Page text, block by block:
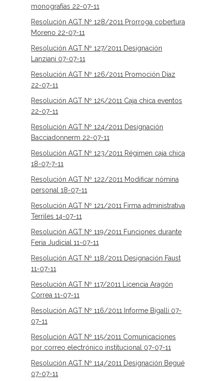
monografías 22-07-11
Resolución AGT Nº 128/2011 Prorroga cobertura
Moreno 22-07-11
Resolución AGT Nº 127/2011 Designación
Lanziani 07-07-11
Resolución AGT Nº 126/2011 Promoción Díaz
22-07-11
Resolución AGT Nº 125/2011 Caja chica eventos
22-07-11
Resolución AGT Nº 124/2011 Designación
Bacciadonnerm 22-07-11
Resolución AGT Nº 123/2011 Régimen caja chica
18-07-7-11
Resolución AGT Nº 122/2011 Modificar nómina
personal 18-07-11
Resolución AGT Nº 121/2011 Firma administrativa
Terriles 14-07-11
Resolución AGT Nº 119/2011 Funciones durante
Feria Judicial 11-07-11
Resolución AGT Nº 118/2011 Designación Faust
11-07-11
Resolución AGT Nº 117/2011 Licencia Aragón
Correa 11-07-11
Resolución AGT Nº 116/2011 Informe Bigalli 07-
07-11
Resolución AGT Nº 115/2011 Comunicaciones
por correo electrónico institucional 07-07-11
Resolución AGT Nº 114/2011 Designación Begué
07-07-11